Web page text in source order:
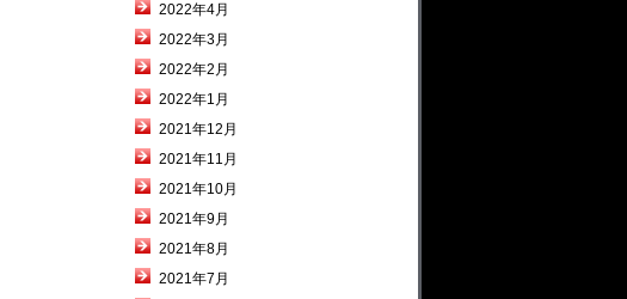
2022年4月
2022年3月
2022年2月
2022年1月
2021年12月
2021年11月
2021年10月
2021年9月
2021年8月
2021年7月